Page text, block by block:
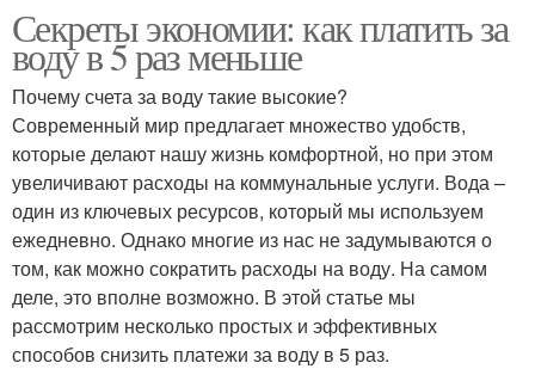
Секреты экономии: как платить за
воду в 5 раз меньше
Почему счета за воду такие высокие?
Современный мир предлагает множество удобств,
которые делают нашу жизнь комфортной, но при этом
увеличивают расходы на коммунальные услуги. Вода –
один из ключевых ресурсов, который мы используем
ежедневно. Однако многие из нас не задумываются о
том, как можно сократить расходы на воду. На самом
деле, это вполне возможно. В этой статье мы
рассмотрим несколько простых и эффективных
способов снизить платежи за воду в 5 раз.